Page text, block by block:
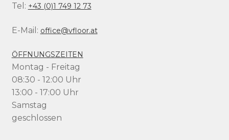
Tel: +43 (0)1 749 12 73
E-Mail: office@vfloor.at
ÖFFNUNGSZEITEN
Montag - Freitag
08:30 - 12:00 Uhr
13:00 - 17:00 Uhr
Samstag
geschlossen